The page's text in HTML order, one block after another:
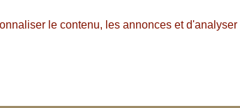
le contenu, les annonces et d'analyser